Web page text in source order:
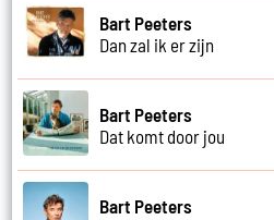
Bart Peeters
Dan zal ik er zijn
Bart Peeters
Dat komt door jou
Bart Peeters